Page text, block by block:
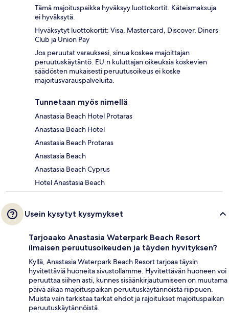
Tämä majoituspaikka hyväksyy luottokortit. Käteismaksuja
ei hyväksytä.
Hyväksytyt luottokortit: Visa, Mastercard, Discover, Diners
Club ja Union Pay
Jos peruutat varauksesi, sinua koskee majoittajan
peruutuskäytäntö. EU:n kuluttajan oikeuksia koskevien
säädösten mukaisesti peruutusoikeus ei koske
majoitusvarauspalveluita.
Tunnetaan myös nimellä
Anastasia Beach Hotel Protaras
Anastasia Beach Hotel
Anastasia Beach Protaras
Anastasia Beach
Anastasia Beach Cyprus
Hotel Anastasia Beach
Usein kysytyt kysymykset
Tarjoaako Anastasia Waterpark Beach Resort
ilmaisen peruutusoikeuden ja täyden hyvityksen?
Kyllä, Anastasia Waterpark Beach Resort tarjoaa täysin
hyvitettäviä huoneita sivustollamme. Hyvitettävän huoneen voi
peruuttaa siihen asti, kunnes sisäänkirjautumiseen on muutama
päivä aikaa majoituspaikan peruutuskäytännöistä riippuen.
Muista vain tarkistaa tarkat ehdot ja rajoitukset majoituspaikan
peruutuskäytännöistä.